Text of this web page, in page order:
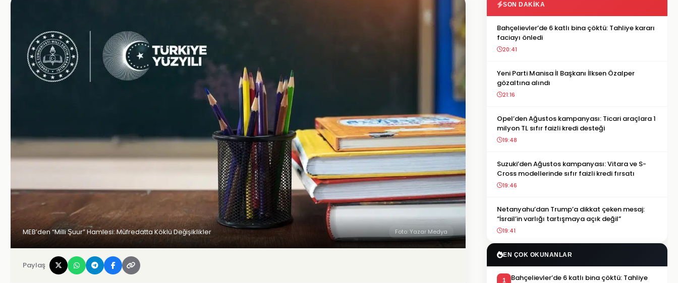
MEB’den “Milli Şuur” Hamlesi: Müfredatta Köklü Değişiklikler Foto: Yazar Medya
Paylaş
SON DAKIKA
Bahçelievler’de 6 katlı bina çöktü: Tahliye kararı
faciayı önledi
20:41
Yeni Parti Manisa İl Başkanı İlksen Özalper
gözaltına alındı
21:16
Opel’den Ağustos kampanyası: Ticari araçlara 1
milyon TL sıfır faizli kredi desteği
19:48
Suzuki’den Ağustos kampanyası: Vitara ve S-
Cross modellerinde sıfır faizli kredi fırsatı
19:46
Netanyahu’dan Trump’a dikkat çeken mesaj:
“İsrail’in varlığı tartışmaya açık değil”
19:41
EN ÇOK OKUNANLAR
1
Bahçelievler’de 6 katlı bina çöktü: Tahliye